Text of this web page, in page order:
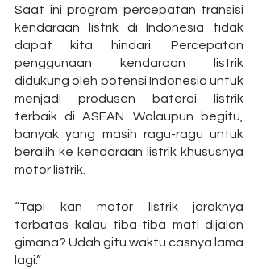
Saat ini program percepatan transisi
kendaraan listrik di Indonesia tidak
dapat kita hindari. Percepatan
penggunaan kendaraan listrik
didukung oleh potensi Indonesia untuk
menjadi produsen baterai listrik
terbaik di ASEAN. Walaupun begitu,
banyak yang masih ragu-ragu untuk
beralih ke kendaraan listrik khususnya
motor listrik.
“Tapi kan motor listrik jaraknya
terbatas kalau tiba-tiba mati dijalan
gimana? Udah gitu waktu casnya lama
lagi.”